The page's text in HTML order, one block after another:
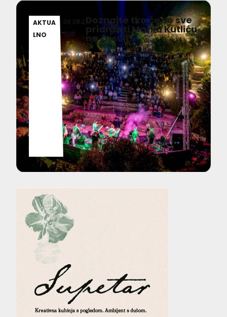
AKTUA
LNO
026
Doznajte tko će se sve
pridružiti Marku Kutliću
na Orsuli!